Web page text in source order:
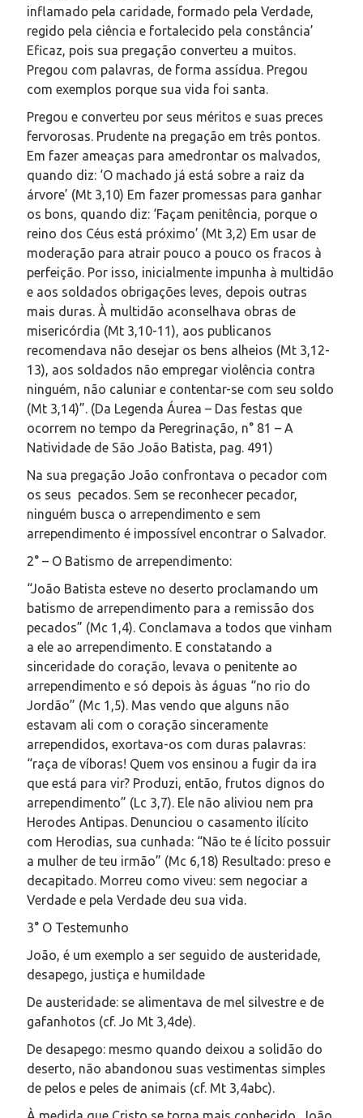
inflamado pela caridade, formado pela Verdade,
regido pela ciência e fortalecido pela constância’
Eficaz, pois sua pregação converteu a muitos.
Pregou com palavras, de forma assídua. Pregou
com exemplos porque sua vida foi santa.
Pregou e converteu por seus méritos e suas preces
fervorosas. Prudente na pregação em três pontos.
Em fazer ameaças para amedrontar os malvados,
quando diz: ‘O machado já está sobre a raiz da
árvore’ (Mt 3,10) Em fazer promessas para ganhar
os bons, quando diz: ‘Façam penitência, porque o
reino dos Céus está próximo’ (Mt 3,2) Em usar de
moderação para atrair pouco a pouco os fracos à
perfeição. Por isso, inicialmente impunha à multidão
e aos soldados obrigações leves, depois outras
mais duras. À multidão aconselhava obras de
misericórdia (Mt 3,10-11), aos publica­nos
recomendava não desejar os bens alheios (Mt 3,12-
13), aos soldados não empregar violência contra
ninguém, não caluniar e contentar-se com seu soldo
(Mt 3,14)”. (Da Legenda Áurea – Das festas que
ocorrem no tempo da Peregrinação, n° 81 – A
Natividade de São João Batista, pag. 491)
Na sua pregação João confrontava o pecador com
os seus pecados. Sem se reconhecer pecador,
ninguém busca o arrependimento e sem
arrependimento é impossível encontrar o Salvador.
2° – O Batismo de arrependimento:
“João Batista esteve no deserto proclamando um
batismo de arrependimento para a remissão dos
pecados” (Mc 1,4). Conclamava a todos que vinham
a ele ao arrependimento. E constatando a
sinceridade do coração, levava o penitente ao
arrependimento e só depois às águas “no rio do
Jordão” (Mc 1,5). Mas vendo que alguns não
estavam ali com o coração sinceramente
arrependidos, exortava-os com duras palavras:
“raça de víboras! Quem vos ensinou a fugir da ira
que está para vir? Produzi, então, frutos dignos do
arrependimento” (Lc 3,7). Ele não aliviou nem pra
Herodes Antipas. Denunciou o casamento ilícito
com Herodias, sua cunhada: “Não te é lícito possuir
a mulher de teu irmão” (Mc 6,18) Resultado: preso e
decapitado. Morreu como viveu: sem negociar a
Verdade e pela Verdade deu sua vida.
3° O Testemunho
João, é um exemplo a ser seguido de austeridade,
desapego, justiça e humildade
De austeridade: se alimentava de mel silvestre e de
gafanhotos (cf. Jo Mt 3,4de).
De desapego: mesmo quando deixou a solidão do
deserto, não abandonou suas vestimentas simples
de pelos e peles de animais (cf. Mt 3,4abc).